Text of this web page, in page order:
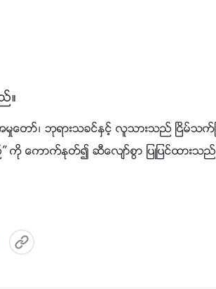
။
မႈေတာ္၊ ဘုရားသခင္ႏွင့္ လူသားသည္ ၿငိမ္သက္ျ
ကို ေကာက္ႏုတ္၍ ဆီေလ်ာ္စြာ ျပဳျပင္ထားသည္